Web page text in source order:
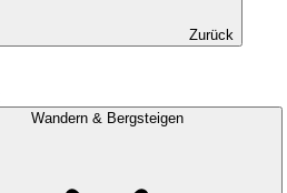
Zurück
Wandern & Bergsteigen